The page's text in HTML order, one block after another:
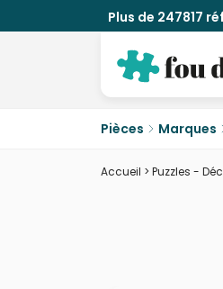
Plus de 247817
Pièces Marques
Accueil > Puzzles -